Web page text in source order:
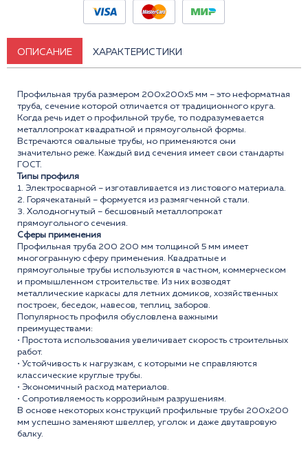
ОПИСАНИЕ ХАРАКТЕРИСТИКИ
Профильная труба размером 200x200x5 мм – это неформатная
труба, сечение которой отличается от традиционного круга.
Когда речь идет о профильной трубе, то подразумевается
металлопрокат квадратной и прямоугольной формы.
Встречаются овальные трубы, но применяются они
значительно реже. Каждый вид сечения имеет свои стандарты
ГОСТ.
Типы профиля
1. Электросварной – изготавливается из листового материала.
2. Горячекатаный – формуется из размягченной стали.
3. Холодногнутый – бесшовный металлопрокат
прямоугольного сечения.
Сферы применения
Профильная труба 200 200 мм толщиной 5 мм имеет
многогранную сферу применения. Квадратные и
прямоугольные трубы используются в частном, коммерческом
и промышленном строительстве. Из них возводят
металлические каркасы для летних домиков, хозяйственных
построек, беседок, навесов, теплиц, заборов.
Популярность профиля обусловлена важными
преимуществами:
• Простота использования увеличивает скорость строительных
работ.
• Устойчивость к нагрузкам, с которыми не справляются
классические круглые трубы.
• Экономичный расход материалов.
• Сопротивляемость коррозийным разрушениям.
В основе некоторых конструкций профильные трубы 200x200
мм успешно заменяют швеллер, уголок и даже двутавровую
балку.